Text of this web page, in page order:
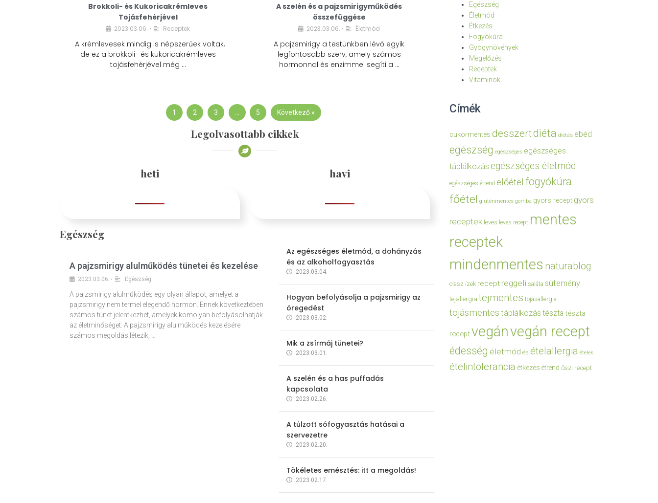
Brokkoli- és Kukoricakrémleves
Tojásfehérjével
2023.03.06. • Receptek
A krémlevesek mindig is népszerűek voltak,
de ez a brokkoli- és kukoricakrémleves
tojásfehérjével még …
A szelén és a pajzsmirigyműködés
összefüggése
2023.03.06. • Életmód
A pajzsmirigy a testünkben lévő egyik
legfontosabb szerv, amely számos
hormonnal és enzimmel segíti a …
1 2 3 5 Következő »
Legolvasottabb cikkek
heti havi
Egészség
A pajzsmirigy alulműködés tünetei és kezelése
2023.03.06. •
Egészség
A pajzsmirigy alulműködés egy olyan állapot, amelyet a
pajzsmirigy nem termel elegendő hormon. Ennek következtében
számos tünet jelentkezhet, amelyek komolyan befolyásolhatják
az életminőséget. A pajzsmirigy alulműködés kezelésére
számos megoldás létezik, …
Az egészséges életmód, a dohányzás
és az alkoholfogyasztás
2023.03.04.
Hogyan befolyásolja a pajzsmirigy az
öregedést
2023.03.02.
Mik a zsírmáj tünetei?
2023.03.01.
A szelén és a has puffadás
kapcsolata
2023.02.26.
A túlzott sófogyasztás hatásai a
szervezetre
2023.02.20.
Tökéletes emésztés: itt a megoldás!
2023.02.17.
Egészség
Életmód
Étkezés
Fogyókúra
Gyógynövények
Megelőzés
Receptek
Vitaminok
Címék
cukormentes desszertdiéta diétás ebéd
egészség egészséges egészséges
táplálkozás egészséges életmód
egészséges étrend előétel fogyókúra
főétel gluténmentes gomba gyors recept gyors
receptek leves leves recept mentes
receptek
mindenmentes naturablog
olasz ízek recept reggeli saláta sütemény
tejallergia tejmentes tojásallergia
tojásmentes táplálkozás tészta tészta
receptvegánvegán recept
édesség életmód és ételallergia ételek
ételintolerancia étkezés étrend őszi recept